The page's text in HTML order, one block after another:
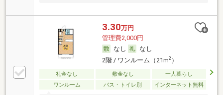
3.30万円
管理費2,000円
なし
なし
2階 / ワンルーム（21m2）
礼金なし 敷金なし
一人暮らし
ワンルーム
バス・トイレ別 インターネット無料